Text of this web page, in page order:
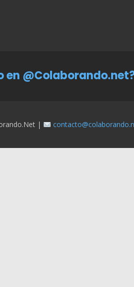
en
|